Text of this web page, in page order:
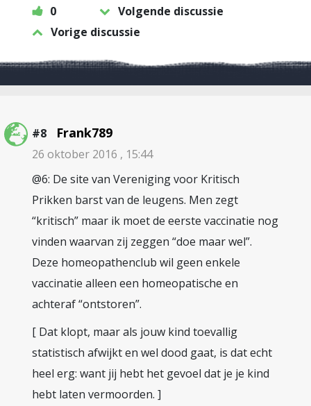
0
Volgende discussie
Vorige discussie
#8 Frank789
26 oktober 2016 , 15:44
@6: De site van Vereniging voor Kritisch
Prikken barst van de leugens. Men zegt
“kritisch” maar ik moet de eerste vaccinatie nog
vinden waarvan zij zeggen “doe maar wel”.
Deze homeopathenclub wil geen enkele
vaccinatie alleen een homeopatische en
achteraf “ontstoren”.
[ Dat klopt, maar als jouw kind toevallig
statistisch afwijkt en wel dood gaat, is dat echt
heel erg: want jij hebt het gevoel dat je je kind
hebt laten vermoorden. ]